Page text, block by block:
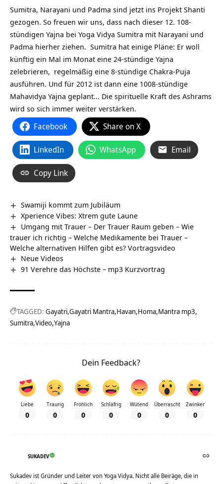
Sumitra, Narayani und Padma sind jetzt ins Projekt Shanti
gezogen. So freuen wir uns, dass nach dieser 12. 108-
stündigen Yajna bei Yoga Vidya Sumitra mit Narayani und
Padma hierher ziehen. Sumitra hat einige Pläne: Er woll
künftig ein Mal im Monat eine 24-stündige Yajna
zelebrieren, regelmäßig eine 8-stündige Chakra-Puja
ausführen. Und für 2012 ist dann eine 1008-stündige
Mahavidya Yajna geplant… Die spirituelle Kraft des Ashrams
wird so sich immer weiter verstärken.
Facebook Share on X
LinkedIn WhatsApp Email
Copy Link
Swamiji kommt zum Jubiläum
Xperience Vibes: Xtrem gute Laune
Umgang mit Trauer – Der Trauer Raum geben – Wie
trauer ich richtig – Welche Medikamente bei Trauer –
Welche alternativen Hilfen gibt es? Vortragsvideo
Neue Videos
91 Verehre das Höchste – mp3 Kurzvortrag
TAGGED: Gayatri Gayatri Mantra Havan Homa Mantra mp3
Sumitra Video Yajna
Dein Feedback?
Liebe
0
Traurig
0
Fröhlich
0
Schläfrig
0
Wütend
0
Überrascht
0
Zwinker
0
SUKADEV
Sukadev ist Gründer und Leiter von Yoga Vidya. Nicht alle Beiräge, die in